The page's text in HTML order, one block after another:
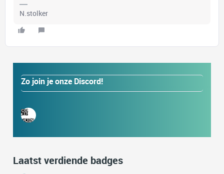
N.stolker
Zo join je onze Discord!
Laatst verdiende badges